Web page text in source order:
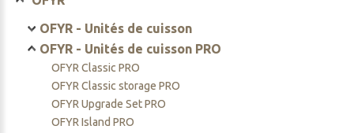
OFYR - Unités de cuisson
OFYR Classic
OFYR Classic storage
OFYR Island
OFYR - Unités de cuisson PRO
OFYR Classic PRO
OFYR Classic storage PRO
OFYR Upgrade Set PRO
OFYR Island PRO